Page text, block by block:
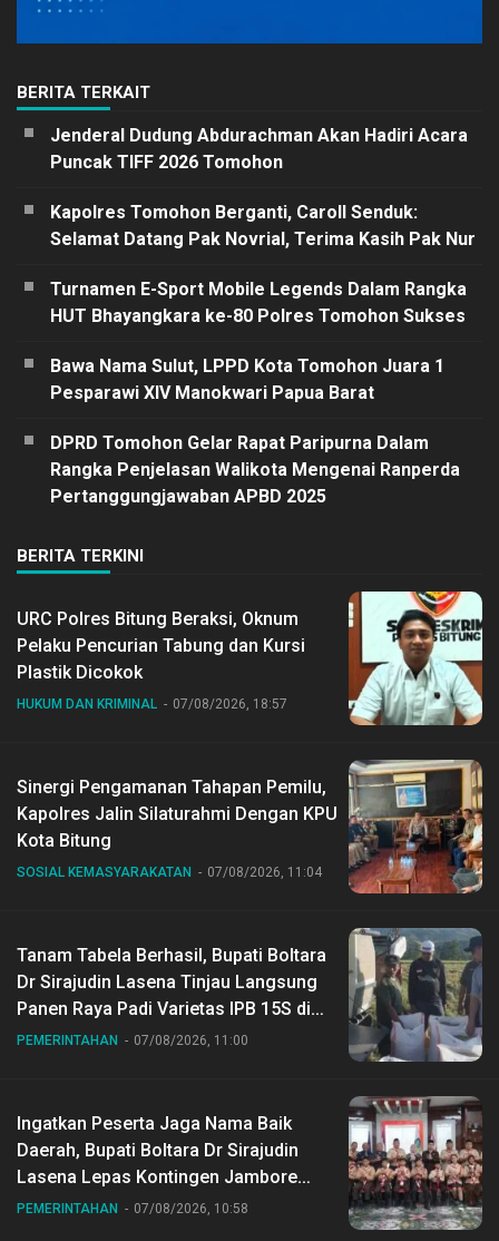
BERITA TERKAIT
Jenderal Dudung Abdurachman Akan Hadiri Acara
Puncak TIFF 2026 Tomohon
Kapolres Tomohon Berganti, Caroll Senduk:
Selamat Datang Pak Novrial, Terima Kasih Pak Nur
Turnamen E-Sport Mobile Legends Dalam Rangka
HUT Bhayangkara ke-80 Polres Tomohon Sukses
Bawa Nama Sulut, LPPD Kota Tomohon Juara 1
Pesparawi XIV Manokwari Papua Barat
DPRD Tomohon Gelar Rapat Paripurna Dalam
Rangka Penjelasan Walikota Mengenai Ranperda
Pertanggungjawaban APBD 2025
BERITA TERKINI
URC Polres Bitung Beraksi, Oknum
Pelaku Pencurian Tabung dan Kursi
Plastik Dicokok
HUKUM DAN KRIMINAL 07/08/2026, 18:57
Sinergi Pengamanan Tahapan Pemilu,
Kapolres Jalin Silaturahmi Dengan KPU
Kota Bitung
SOSIAL KEMASYARAKATAN 07/08/2026, 11:04
Tanam Tabela Berhasil, Bupati Boltara
Dr Sirajudin Lasena Tinjau Langsung
Panen Raya Padi Varietas IPB 15S di
Desa Gihang
PEMERINTAHAN 07/08/2026, 11:00
Ingatkan Peserta Jaga Nama Baik
Daerah, Bupati Boltara Dr Sirajudin
Lasena Lepas Kontingen Jambore
Nasional ke XII di Buperta Cibubur
PEMERINTAHAN 07/08/2026, 10:58